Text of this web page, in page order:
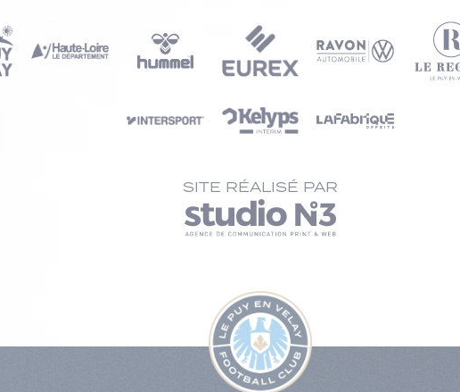
SITE RÉALISÉ PAR